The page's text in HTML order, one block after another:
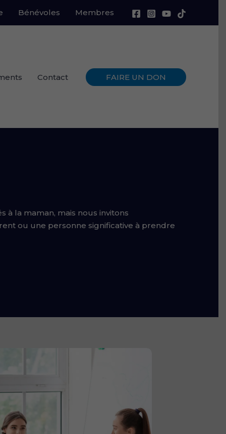
Bénévoles Membres
Contact FAIRE UN DON
à la maman, mais nous invitons
ou une personne significative à prendre